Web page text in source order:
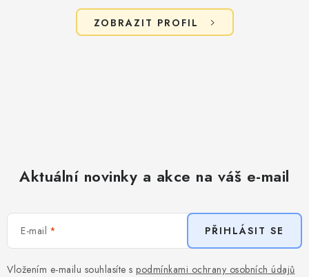
ZOBRAZIT PROFIL
Aktuální novinky a akce na váš e-mail
E-mail
Vložením e-mailu souhlasíte s podmínkami ochrany osobních údajů
PŘIHLÁSIT SE